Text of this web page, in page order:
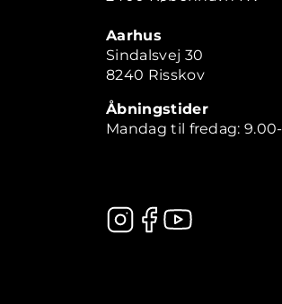
Aarhus
Sindalsvej 30
8240 Risskov
Åbningstider
Mandag til fredag: 9.00-